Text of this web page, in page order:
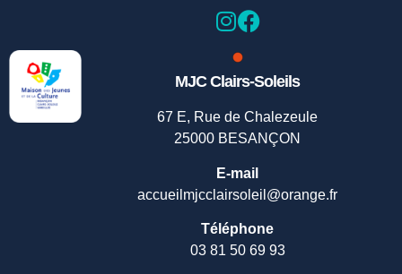
MJC Clairs-Soleils
67 E, Rue de Chalezeule
25000 BESANÇON
E-mail
accueilmjcclairsoleil@orange.fr
Téléphone
03 81 50 69 93